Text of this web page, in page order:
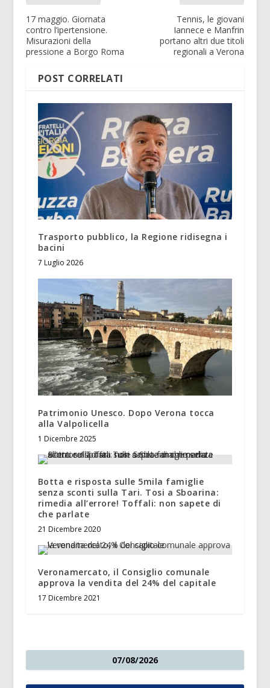
17 maggio. Giornata
contro l’ipertensione.
Misurazioni della
pressione a Borgo Roma
Tennis, le giovani
Iannece e Manfrin
portano altri due titoli
regionali a Verona
POST CORRELATI
Trasporto pubblico, la Regione ridisegna i
bacini
7 Luglio 2026
Patrimonio Unesco. Dopo Verona tocca
alla Valpolicella
1 Dicembre 2025
Botta e risposta sulle 5mila famiglie
senza sconti sulla Tari. Tosi a Sboarina:
rimedia all’errore! Toffali: non sapete di
che parlate
21 Dicembre 2020
Veronamercato, il Consiglio comunale
approva la vendita del 24% del capitale
17 Dicembre 2021
07/08/2026